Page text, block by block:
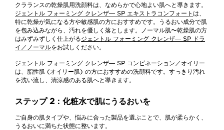
クラランスの乾燥肌用洗顔料は、なめらかで心地よい肌へと導きます。
ジェントル フォーミング クレンザ― SP エキストラコンフォート は、
特に乾燥が気になる方や敏感肌の方におすすめです。うるおい成分で肌
を包み込みながら、汚れを優しく落とします。ノーマル肌〜乾燥肌の方
はみずみずしく仕上がるジェントル フォーミング クレンザ― SP ドラ
イ／ノーマルをお試しください。
ジェントル フォーミング クレンザ― SP コンビネーション／オイリー
は、脂性肌 (オイリー肌) の方におすすめの洗顔料です。すっきり汚れ
を洗い流し、清涼感のある肌へと導きます。
ステップ 2：化粧水で肌にうるおいを
ご自身の肌タイプや、悩みに合った製品を選ぶことで、肌が柔らかく、
うるおいに満ちた状態に整います。